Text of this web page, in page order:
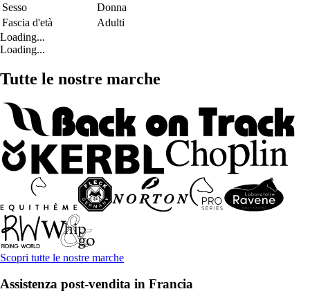
Sesso
Donna
Fascia d'età
Adulti
Loading...
Loading...
Tutte le nostre marche
Scopri tutte le nostre marche
Assistenza post-vendita in Francia